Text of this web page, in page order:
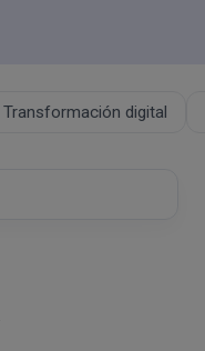
Transformación digital